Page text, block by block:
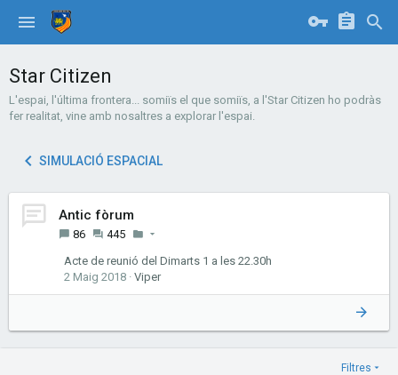
Star Citizen
L'espai, l'última frontera... somiïs el que somiïs, a l'Star Citizen ho podràs
fer realitat, vine amb nosaltres a explorar l'espai.
SIMULACIÓ ESPACIAL
Antic fòrum
86
445
Acte de reunió del Dimarts 1 a les 22.30h
2 Maig 2018 Viper
Filtres